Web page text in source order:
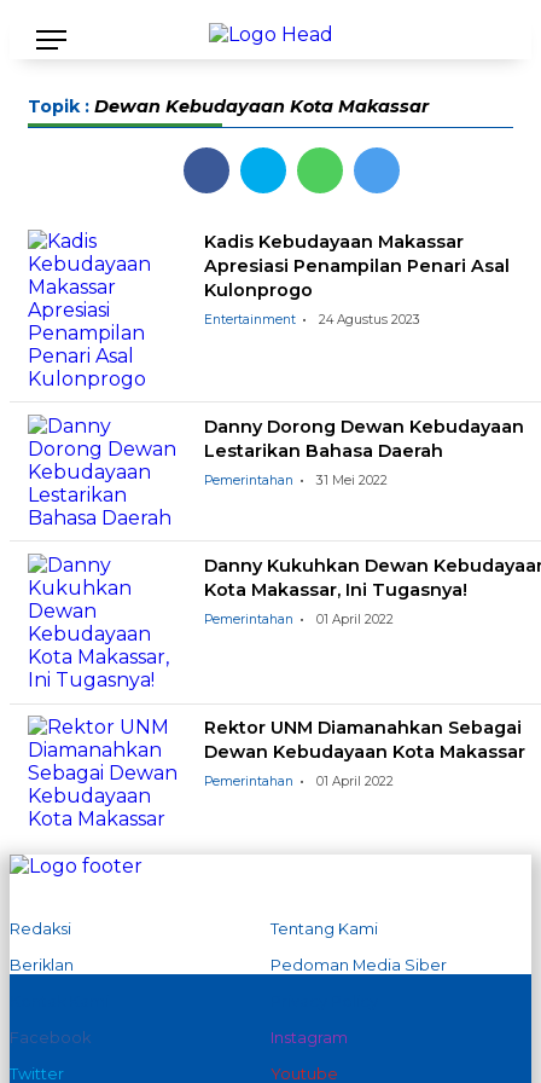
Topik : Dewan Kebudayaan Kota Makassar
Kadis Kebudayaan Makassar
Apresiasi Penampilan Penari Asal
Kulonprogo
Entertainment 24 Agustus 2023
Danny Dorong Dewan Kebudayaan
Lestarikan Bahasa Daerah
Pemerintahan 31 Mei 2022
Danny Kukuhkan Dewan
Kota Makassar, Ini Tugasnya!
Pemerintahan 01 April 2022
Rektor UNM Diamanahkan Sebagai
Dewan Kebudayaan Kota Makassar
Pemerintahan 01 April 2022
Redaksi
Tentang Kami
Beriklan
Pedoman Media Siber
Facebook
Instagram
Twitter
Youtube